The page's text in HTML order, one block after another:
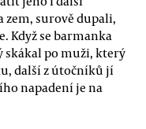
zem, surově dupali,
Když se barmanka
skákal po muži, který
další z útočníků jí
napadení je na